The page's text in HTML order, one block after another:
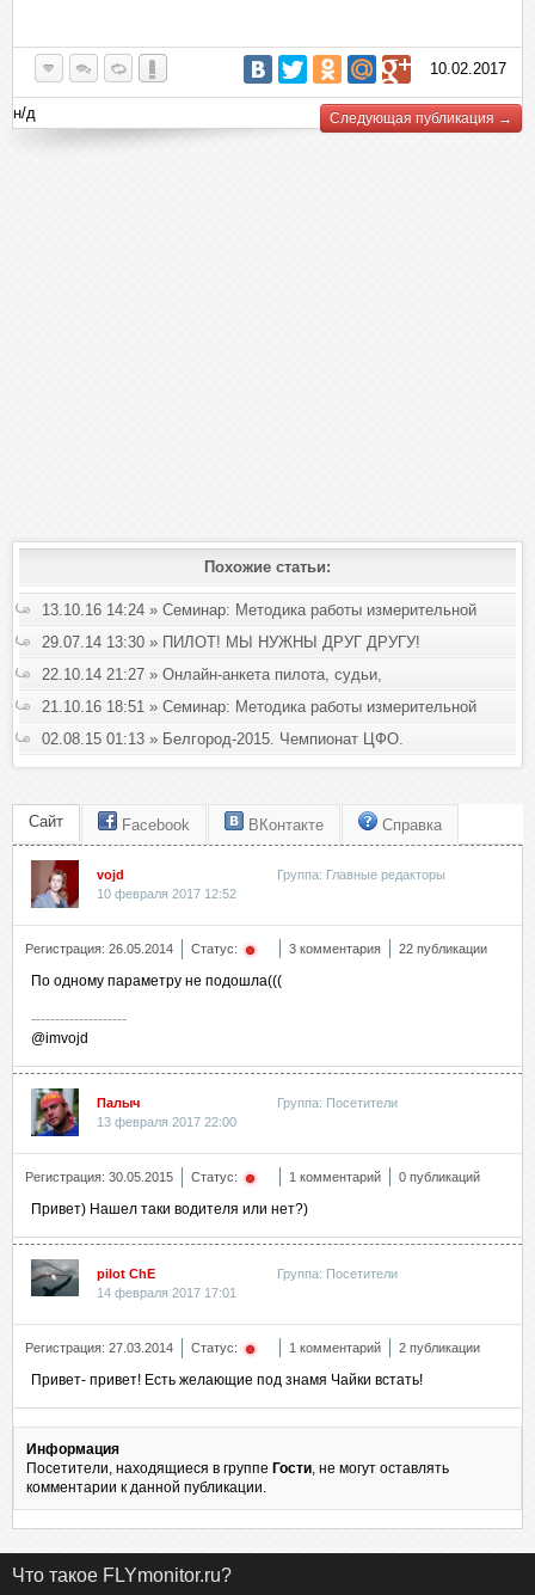
10.02.2017
Следующая публикация →
н/д
Похожие статьи:
13.10.16 14:24 » Семинар: Методика работы измерительной
команды
29.07.14 13:30 » ПИЛОТ! МЫ НУЖНЫ ДРУГ ДРУГУ!
22.10.14 21:27 » Онлайн-анкета пилота, судьи,
официального лица, члена команды.
21.10.16 18:51 » Семинар: Методика работы измерительной
команды
02.08.15 01:13 » Белгород-2015. Чемпионат ЦФО.
Спортивная дирекция приступила к работе
Сайт Facebook ВКонтакте Справка
vojd
10 февраля 2017 12:52
Группа: Главные редакторы
Регистрация: 26.05.2014 Статус: 3 комментария 22 публикации
По одному параметру не подошла(((
--------------------
@imvojd
Палыч
13 февраля 2017 22:00
Группа: Посетители
Регистрация: 30.05.2015 Статус: 1 комментарий 0 публикаций
Привет) Нашел таки водителя или нет?)
pilot ChE
14 февраля 2017 17:01
Группа: Посетители
Регистрация: 27.03.2014 Статус: 1 комментарий 2 публикации
Привет- привет! Есть желающие под знамя Чайки встать!
Информация
Посетители, находящиеся в группе Гости, не могут оставлять
комментарии к данной публикации.
Что такое FLYmonitor.ru?